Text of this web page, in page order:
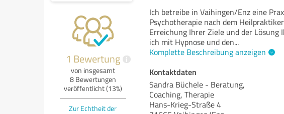
1 Bewertung i
von insgesamt
8 Bewertungen
veröffentlicht (13%)
Zur Echtheit der
Ich betreibe in Vaihingen/Enz eine
Psychotherapie nach dem
Erreichung Ihrer Ziele und der
ich mit Hypnose und den...
Komplette Beschreibung anzeigen
Kontaktdaten
Sandra Büchele - Beratung,
Coaching, Therapie
Hans-Krieg-Straße 4